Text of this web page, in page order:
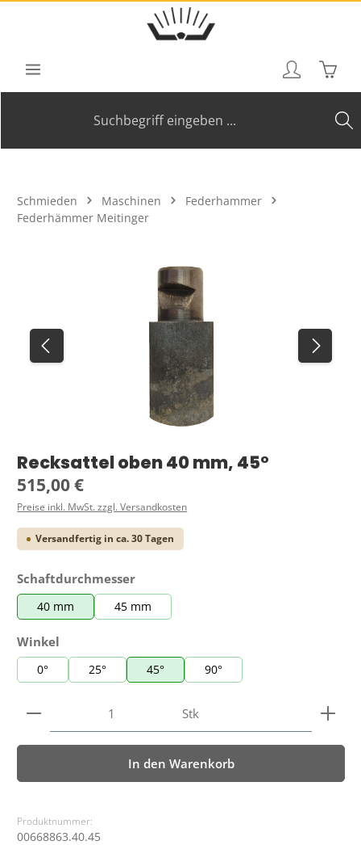
Zum Hauptinhalt springen
Schmieden Maschinen
Federhammer
Federhämmer Meitinger
Recksattel oben 40 mm, 45°
Regulärer Preis:
515,00 €
Preise inkl. MwSt. zzgl. Versandkosten
Versandfertig in ca. 30 Tagen
Schaftdurchmesserauswählen
40 mm 45 mm
Winkel
0° 25° 45° 90°
Produkt Anzahl: Gib den gewünschten Wert ein
Stk
In den Warenkorb
Produktnummer:
00668863.40.45